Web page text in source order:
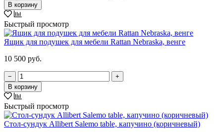
В корзину
Быстрый просмотр
Ящик для подушек для мебели Rattan Nebraska, венге
10 500 руб.
−
+
В корзину
Быстрый просмотр
Стол-сундук Allibert Salemo table, капучино (коричневый)